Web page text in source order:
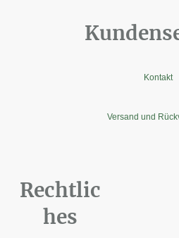
Kontakt
Versand und
Rechtlic
hes